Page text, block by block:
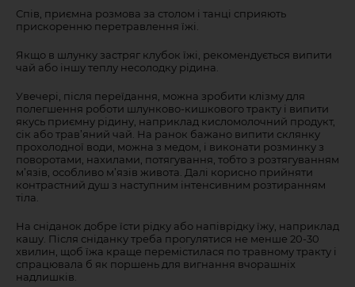
Спів, приємна розмова за столом і танці сприяють
прискоренню перетравлення їжі.
Якщо в шлунку застряг клубок їжі, рекомендується випити
чай або іншу теплу несолодку рідина.
Увечері, після переїдання, можна зробити клізму для
полегшення роботи шлунково-кишкового тракту і випити
якусь приємну рідину, наприклад кисломолочний продукт,
сік або трав’яний чай. На ранок бажано випити склянку
прохолодної води, можна з медом, і виконати розминку з
поворотами, нахилами, потягування, тобто з розтягуванням
м’язів, особливо м’язів живота. Далі корисно прийняти
контрастний душ з наступним інтенсивним розтиранням
тіла.
На сніданок добре їсти рідку або напіврідку їжу, наприклад
кашу. Після сніданку треба прогулятися не менше 20-30
хвилин, щоб їжа краще перемістилася по травному тракту і
спрацювала б як поршень для вигнання вчорашніх
надлишків.